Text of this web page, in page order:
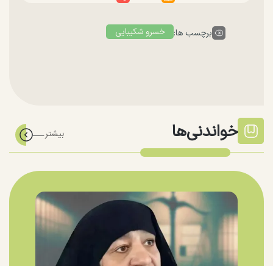
برچسب ها: خسرو شکیبایی
خواندنی‌ها